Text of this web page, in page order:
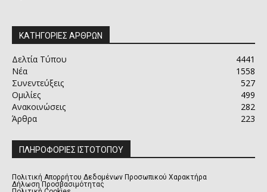
ΚΑΤΗΓΟΡΙΕΣ ΑΡΘΡΩΝ
Δελτία Τύπου
4441
Νέα
1558
Συνεντεύξεις
527
Ομιλίες
499
Ανακοινώσεις
282
Άρθρα
223
ΠΛΗΡΟΦΟΡΙΕΣ ΙΣΤΟΤΟΠΟΥ
Πολιτική Απορρήτου Δεδομένων Προσωπικού Χαρακτήρα
Δήλωση Προσβασιμότητας